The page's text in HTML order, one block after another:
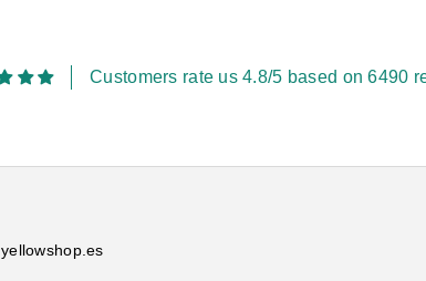
Customers rate us 4.8/5 based on 6490
yellowshop.es